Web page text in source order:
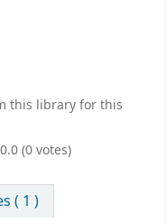
this library for this
(0 votes)
( 1 )